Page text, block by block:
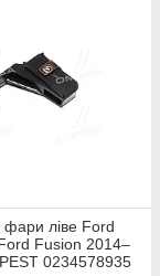
фари ліве Ford
Fusion 2014–
0234578935